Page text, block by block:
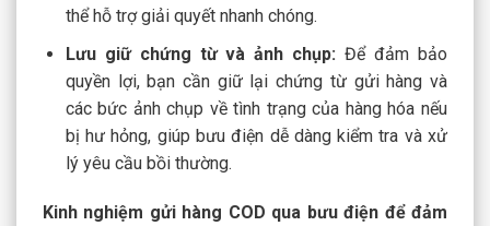
thể hỗ trợ giải quyết nhanh chóng.
Lưu giữ chứng từ và ảnh chụp: Để đảm bảo
quyền lợi, bạn cần giữ lại chứng từ gửi hàng và
các bức ảnh chụp về tình trạng của hàng hóa nếu
bị hư hỏng, giúp bưu điện dễ dàng kiểm tra và xử
lý yêu cầu bồi thường.
Kinh nghiệm gửi hàng COD qua bưu điện để đảm